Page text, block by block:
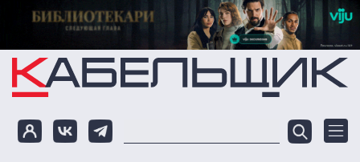
Перейти к основному содержанию